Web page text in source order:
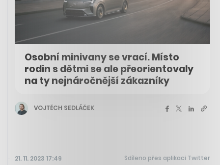
Osobní minivany se vrací. Místo
rodin s dětmi se ale přeorientovaly
na ty nejnáročnější zákazníky
VOJTĚCH SEDLÁČEK
21. 11. 2023 17:49 Sdíleno přes aplikaci Twitter